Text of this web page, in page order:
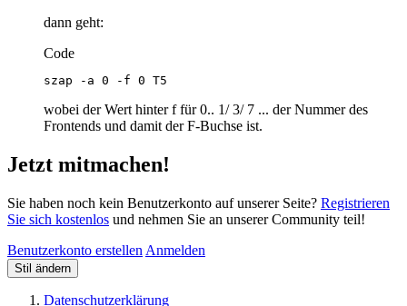
dann geht:
Code
szap -a 0 -f 0 T5
wobei der Wert hinter f für 0.. 1/ 3/ 7 ... der Nummer des
Frontends und damit der F-Buchse ist.
Jetzt mitmachen!
Sie haben noch kein Benutzerkonto auf unserer Seite? Registrieren
Sie sich kostenlos und nehmen Sie an unserer Community teil!
Benutzerkonto erstellen Anmelden
Stil ändern
Datenschutzerklärung